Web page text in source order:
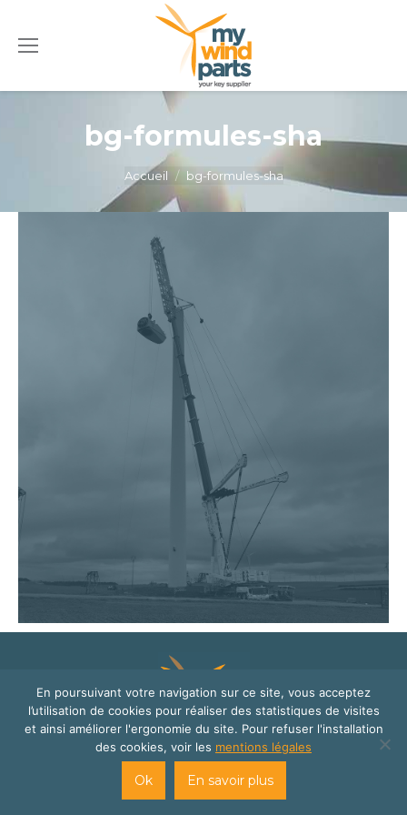
bg-formules-sha
Accueil bg-formules-sha
© Mywindparts 2016
site internet créé parCats Eye Design | Agence web Aveyron
En poursuivant votre navigation sur ce site, vous acceptez
l’utilisation de cookies pour réaliser des statistiques de visites
et ainsi améliorer l'ergonomie du site. Pour refuser l'installation
des cookies, voir les mentions légales
Ok En savoir plus